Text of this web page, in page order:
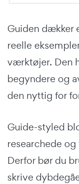
Guiden dækker
reelle
værktøjer. Den
begyndere og
den nyttig for
Guide-styled
researchede
Derfor bør du
skrive